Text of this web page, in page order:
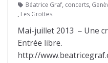
Béatrice Graf, concerts,
, Les Grottes
Mai-juillet 2013 – Une
Entrée libre.
http://